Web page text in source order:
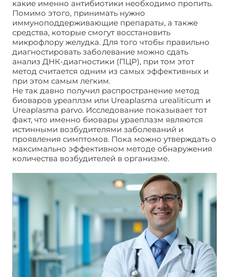
какие именно антибиотики необходимо пропить.
Помимо этого, принимать нужно
иммуноподдерживающие препараты, а также
средства, которые смогут восстановить
микрофлору желудка. Для того чтобы правильно
диагностировать заболевание можно сдать
анализ ДНК-диагностики (ПЦР), при том этот
метод считается одним из самых эффективных и
при этом самым легким.
Не так давно получил распространение метод
биоваров уреаплзм или Ureaplasma urealiticum и
Ureaplasma parvo. Исследование показывает тот
факт, что именно биовары ураеплазм являются
истинными возбудителями заболеваний и
проявления симптомов. Пока можно утверждать о
максимально эффективном методе обнаружения
количества возбудителей в организме.